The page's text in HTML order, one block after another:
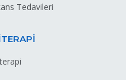
Tedavileri